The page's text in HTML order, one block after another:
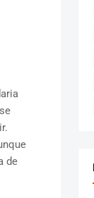
de